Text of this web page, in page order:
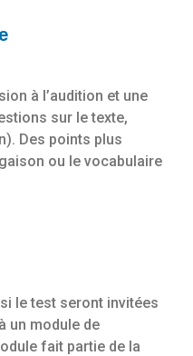
à l’audition et une
sur le texte,
Des points plus
ou le vocabulaire
le test seront invitées
un module de
fait partie de la